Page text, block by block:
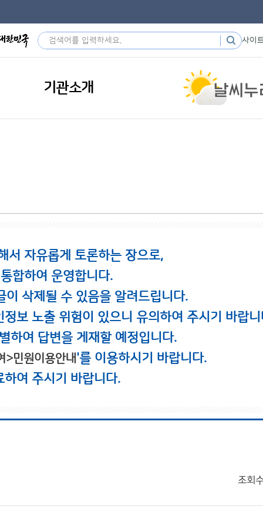
사이
기관소개
서 자유롭게 토론하는 장으로,
합하여 운영합니다.
삭제될 수 있음을 알려드립니다.
보 노출 위험이 있으니 유의하여 주시기 바랍니
하여 답변을 게재할 예정입니다.
>민원이용안내'를 이용하시기 바랍니다.
여 주시기 바랍니다.
조회